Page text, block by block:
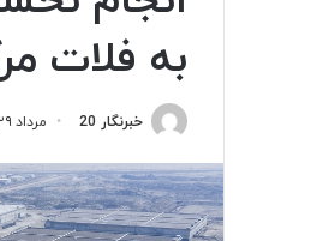
به فلات
خبرنگار 20 مرداد ۲۹, ۱۴۰۲